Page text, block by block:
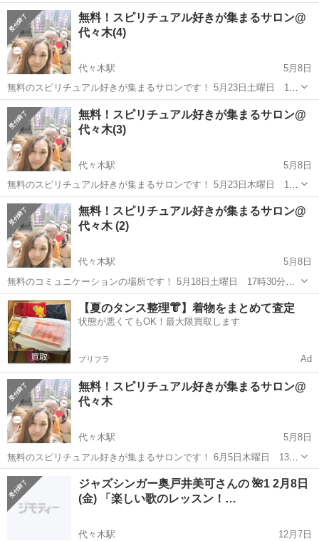
さりありがとうございます！ ・このあと夜、時間空いてる方！ ・仕事
終わり誰かと飲みにいきたい！ ・たまには初めましての人と飲んでみ
ようかな！...
東京 渋谷区 代々木駅
無料！スピリチュアル好きが集まるサロン@
代々木(4)
代々木駅
5月8日
無料のスピリチュアル好きが集まるサロンです！ 5月23日土曜日 17
時から18時30分まで スピリチュアルの雑談がしたい！真実の情報が欲
しい！引き寄せの法則で幸せに豊かになりたい！ と思っていません
か？？ ...
東京 渋谷区 代々木駅 スピリチュアル
無料！スピリチュアル好きが集まるサロン@
代々木(3)
代々木駅
5月8日
無料のスピリチュアル好きが集まるサロンです！ 5月23日木曜日 13
時から15時30分まで スピリチュアルの雑談がしたい！真実の情報が欲
しい！引き寄せの法則で幸せに豊かになりたい！ と思っていません
か？？ ...
東京 渋谷区 代々木駅 スピリチュアル
無料！スピリチュアル好きが集まるサロン@
代々木 (2)
代々木駅
5月8日
無料のコミュニケーションの場所です！ 5月18日土曜日 17時30分か
ら19時まで スピリチュアルの雑談がしたい！真実の情報が欲しい！引
き寄せの法則で幸せに豊かになりたい！ と思っていませんか？？ 私は
ス...
東京 渋谷区 代々木駅 その他 スピリチュアル
【夏のタンス整理👘】着物をまとめて査定
状態が悪くてもOK！最大限買取します
プリフラ Ad
無料！スピリチュアル好きが集まるサロン@
代々木
代々木駅
5月8日
無料のスピリチュアル好きが集まるサロンです！ 6月5日木曜日 13時
から15時30分まで スピリチュアルの雑談がしたい！真実の情報が欲し
い！引き寄せの法則で幸せに豊かになりたい！ と思っていません
東京 代々木駅 その他 スピリチュアル
ジャズシンガー奥戸井美可さんの 🌺1 2月8日
(金) 「楽しい歌のレッスン！…
代々木駅
12月7日